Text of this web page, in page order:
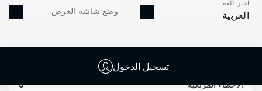
اختر اللغة
العربية وضع شاشة العرض
تسجيل الدخول
الافتكاكات الناجحة
الأخطاء المرتكبة 0